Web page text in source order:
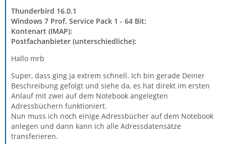
Thunderbird 16.0.1
Windows 7 Prof. Service Pack 1 - 64 Bit:
Kontenart (IMAP):
Postfachanbieter (unterschiedliche):
Hallo mrb
Super, dass ging ja extrem schnell. Ich bin gerade Deiner
Beschreibung gefolgt und siehe da, es hat direkt im ersten
Anlauf mit zwei auf dem Notebook angelegten
Adressbüchern funktioniert.
Nun muss ich noch einige Adressbücher auf dem Notebook
anlegen und dann kann ich alle Adressdatensätze
transferieren.